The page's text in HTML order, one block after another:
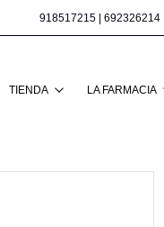
918517215 692326214
TIENDA LA FARMACIA